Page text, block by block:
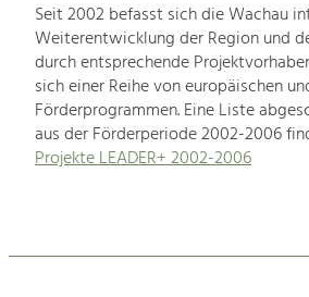
Seit 2002 befasst sich die Wachau
Weiterentwicklung der Region und
durch entsprechende
sich einer Reihe von europäischen
Förderprogrammen. Eine Liste
aus der Förderperiode 2002-2006
Projekte LEADER+ 2002-2006